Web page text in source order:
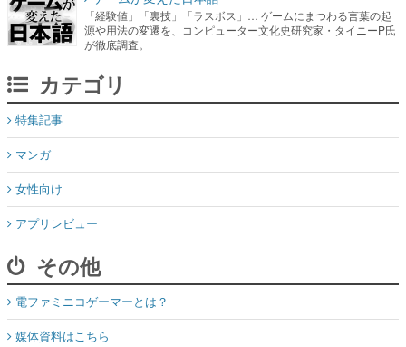
カテゴリ
マンガ
女性向け
アプリレビュー
その他
電ファミニコゲーマーとは？
媒体資料はこちら
XプレゼントCP応募規約
運営：株式会社マレ